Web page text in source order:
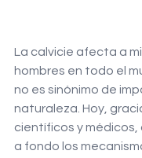
La calvicie afecta a
hombres en todo el
no es sinónimo de
naturaleza. Hoy,
científicos y
a fondo los